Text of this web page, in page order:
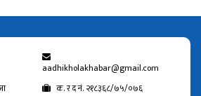
aadhikholakhabar@gmail.com
क. र द नं. २१८३६८/७५/०७६